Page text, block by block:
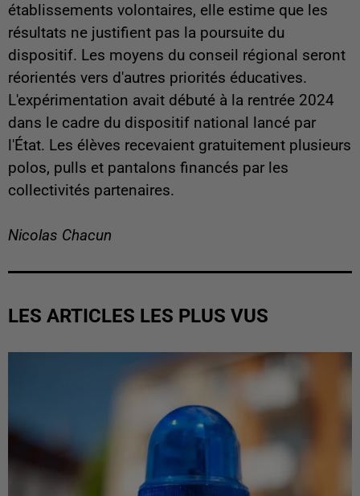
établissements volontaires, elle estime que les
résultats ne justifient pas la poursuite du
dispositif. Les moyens du conseil régional seront
réorientés vers d'autres priorités éducatives.
L'expérimentation avait débuté à la rentrée 2024
dans le cadre du dispositif national lancé par
l'État. Les élèves recevaient gratuitement plusieurs
polos, pulls et pantalons financés par les
collectivités partenaires.
Nicolas Chacun
LES ARTICLES LES PLUS VUS